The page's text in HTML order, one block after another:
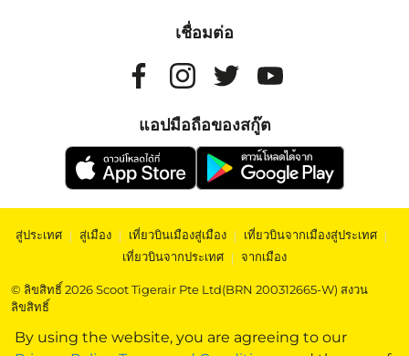
By using the website, you are agreeing to our
เชื่อมต่อ
แอปมือถือของสกู๊ต
สู่ประเทศ | สู่เมือง | เที่ยวบินเมืองสู่เมือง | เที่ยวบินจากเมืองสู่ประเทศ |
เที่ยวบินจากประเทศ | จากเมือง
© ลิขสิทธิ์ 2026 Scoot Tigerair Pte Ltd(BRN 200312665-W) สงวน
ลิขสิทธิ์